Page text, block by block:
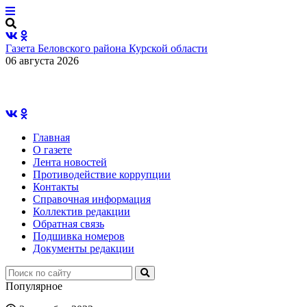
Газета Беловского района Курской области
06 августа 2026
Главная
О газете
Лента новостей
Противодействие коррупции
Контакты
Справочная информация
Коллектив редакции
Обратная связь
Подшивка номеров
Документы редакции
Популярное